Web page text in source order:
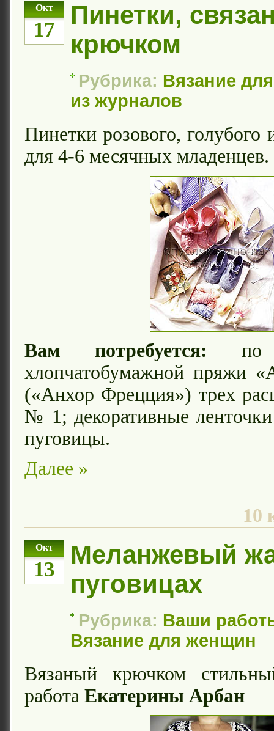
Окт
17
Пинетки,
крючком
Рубрика: Вязание
из журналов
Пинетки розового, голубого
для 4-6 месячных младенцев.
Вам потребуется: по
хлопчатобумажной пряжи
(«Анхор Фрецция») трех
№ 1; декоративные
пуговицы.
Далее »
10
Окт
13
Меланжевый
пуговицах
Рубрика: Ваши
Вязание для женщин
Вязаный крючком
работа Екатерины Арбан